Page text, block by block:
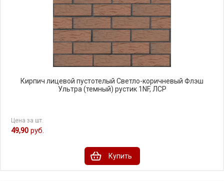
Кирпич лицевой пустотелый Светло-коричневый Флэш
Ультра (темный) рустик 1NF, ЛСР
Цена за шт.
49,90 руб.
Купить